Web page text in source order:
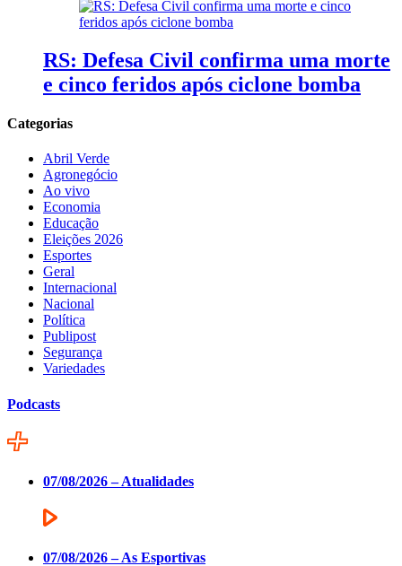
RS: Defesa Civil confirma uma morte
e cinco feridos após ciclone bomba
Categorias
Abril Verde
Agronegócio
Ao vivo
Economia
Educação
Eleições 2026
Esportes
Geral
Internacional
Nacional
Política
Publipost
Segurança
Variedades
Podcasts
07/08/2026 – Atualidades
07/08/2026 – As Esportivas